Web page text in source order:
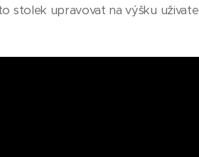
stolek upravovat na výšku